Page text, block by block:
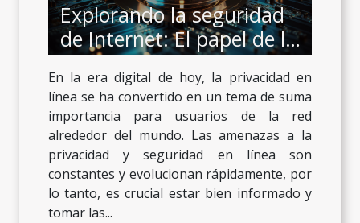
Explorando la seguridad
de Internet: El papel de las
VPNs y la privacidad en
línea
En la era digital de hoy, la privacidad en
línea se ha convertido en un tema de suma
importancia para usuarios de la red
alrededor del mundo. Las amenazas a la
privacidad y seguridad en línea son
constantes y evolucionan rápidamente, por
lo tanto, es crucial estar bien informado y
tomar las...